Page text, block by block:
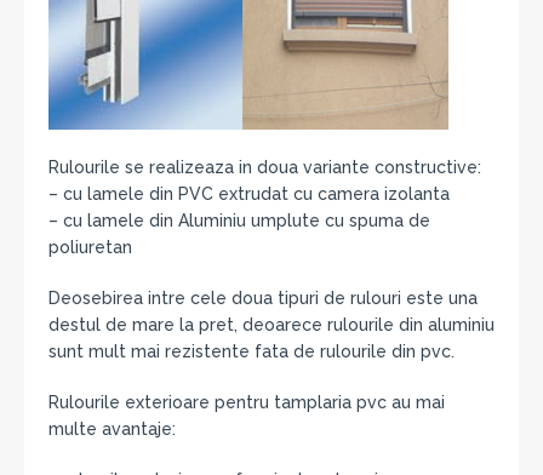
Rulourile se realizeaza in doua variante constructive:
– cu lamele din PVC extrudat cu camera izolanta
– cu lamele din Aluminiu umplute cu spuma de
poliuretan
Deosebirea intre cele doua tipuri de rulouri este una
destul de mare la pret, deoarece rulourile din aluminiu
sunt mult mai rezistente fata de rulourile din pvc.
Rulourile exterioare pentru tamplaria pvc au mai
multe avantaje: